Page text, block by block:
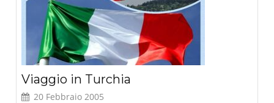
Viaggio in Turchia
20 Febbraio 2005